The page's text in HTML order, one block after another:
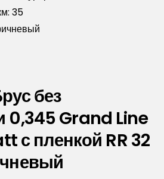
35
без
0,345 Grand Line
с пленкой RR 32